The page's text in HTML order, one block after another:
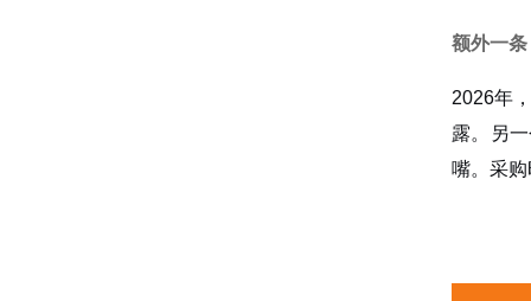
额外一条
2026年
露。另
嘴。采